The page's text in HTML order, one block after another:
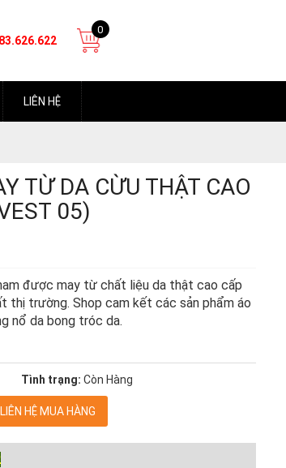
0
LIÊN HỆ
TỪ DA CỪU THẬT CAO
05)
được may từ chất liệu da thật cao cấp
thị trường. Shop cam kết các sản phẩm áo
nổ da bong tróc da.
Tình trạng:Còn Hàng